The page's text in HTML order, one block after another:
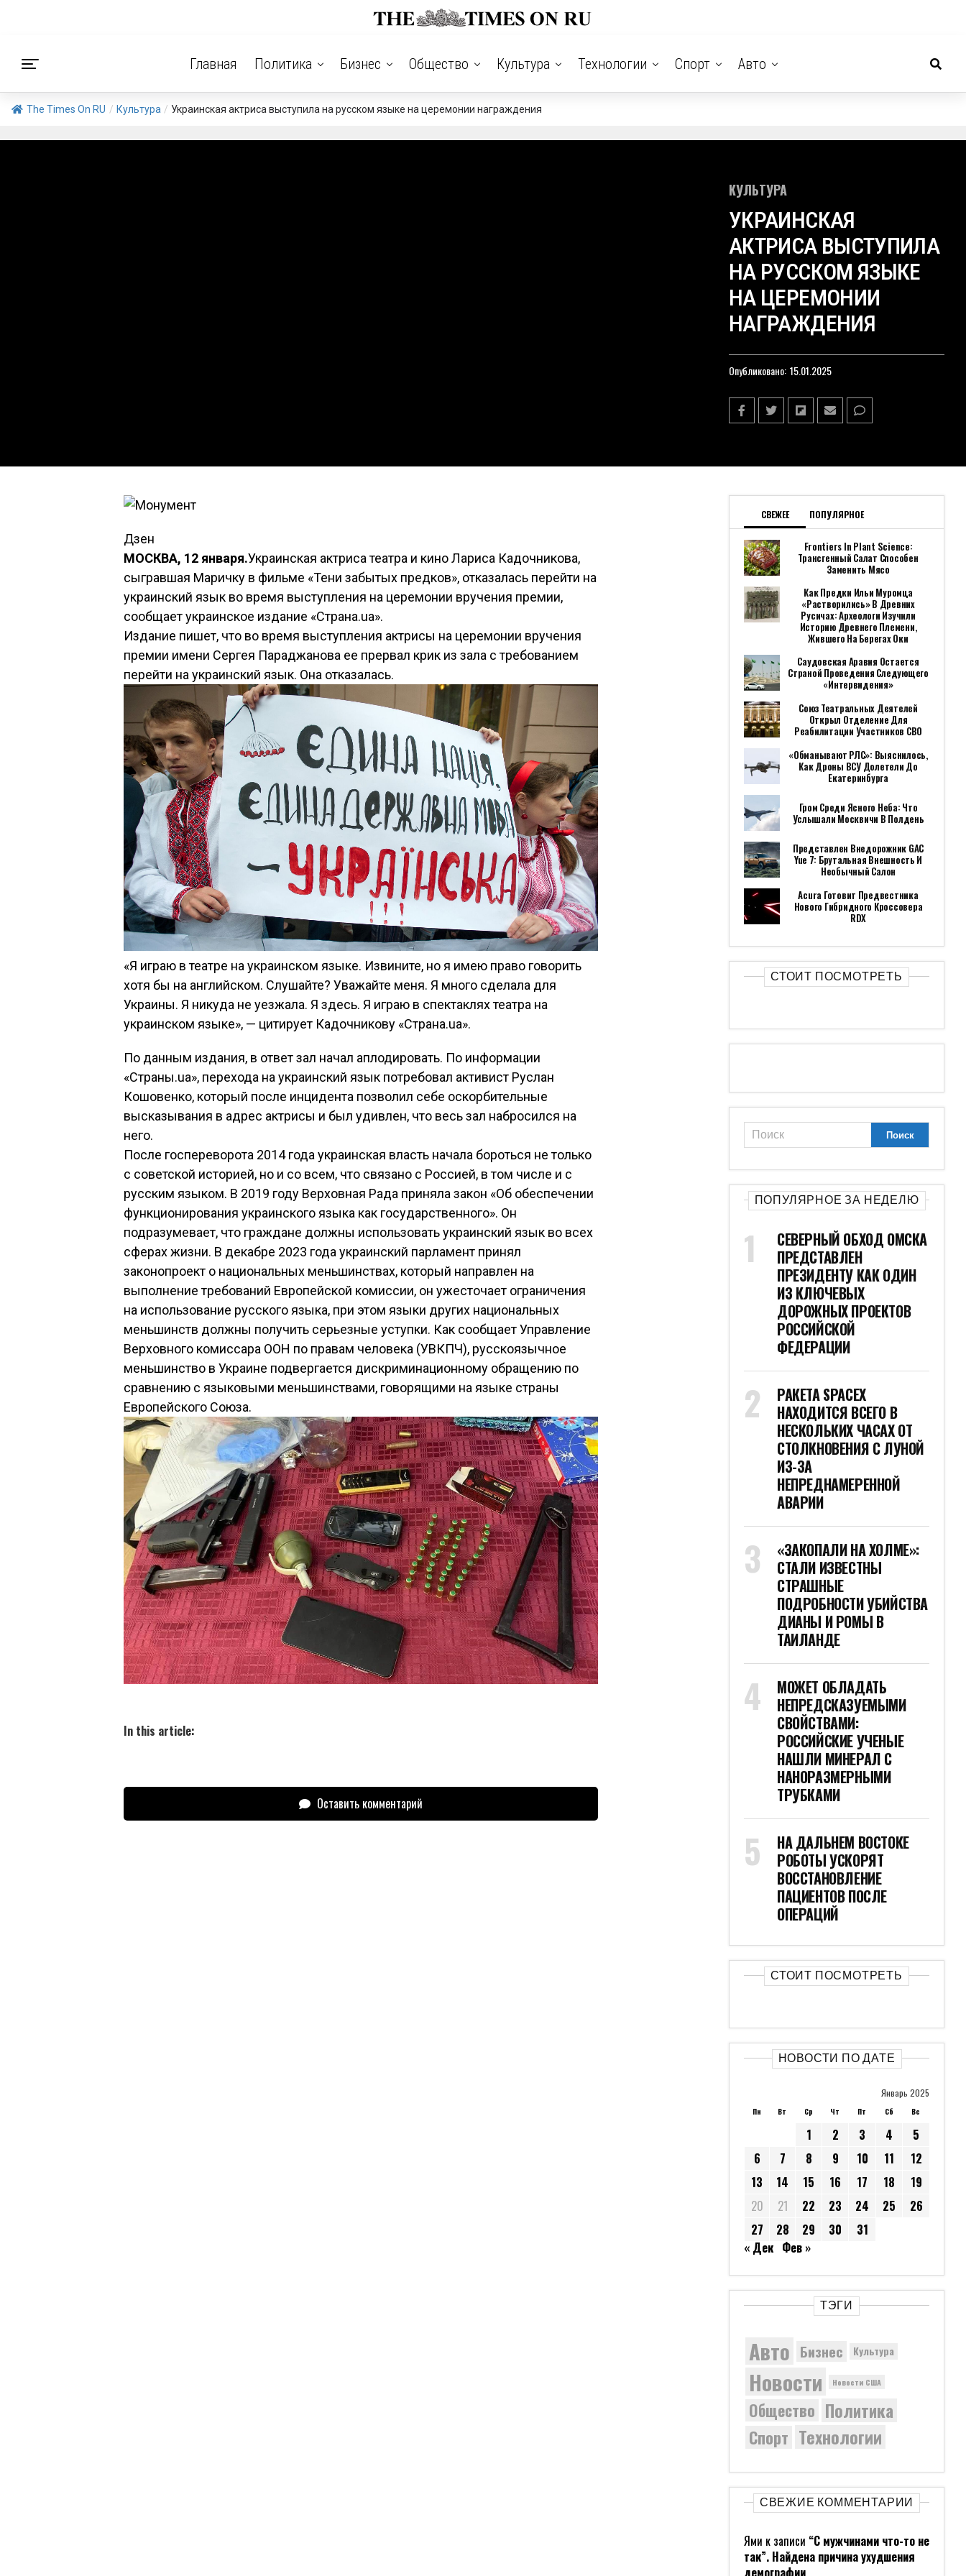
Главная Политика Бизнес Общество Культура Технологии Спорт Авто
The Times On RU / Культура / Украинская актриса выступила на русском языке на церемонии награждения
КУЛЬТУРА
УКРАИНСКАЯ
АКТРИСА ВЫСТУПИЛА
НА РУССКОМ ЯЗЫКЕ
НА ЦЕРЕМОНИИ
НАГРАЖДЕНИЯ
Опубликовано: 15.01.2025
Дзен
МОСКВА, 12 января.Украинская актриса театра и кино Лариса Кадочникова,
сыгравшая Маричку в фильме «Тени забытых предков», отказалась перейти на
украинский язык во время выступления на церемонии вручения премии,
сообщает украинское издание «Страна.ua».
Издание пишет, что во время выступления актрисы на церемонии вручения
премии имени Сергея Параджанова ее прервал крик из зала с требованием
перейти на украинский язык. Она отказалась.
«Я играю в театре на украинском языке. Извините, но я имею право говорить
хотя бы на английском. Слушайте? Уважайте меня. Я много сделала для
Украины. Я никуда не уезжала. Я здесь. Я играю в спектаклях театра на
украинском языке», — цитирует Кадочникову «Страна.ua».
По данным издания, в ответ зал начал аплодировать. По информации
«Страны.ua», перехода на украинский язык потребовал активист Руслан
Кошовенко, который после инцидента позволил себе оскорбительные
высказывания в адрес актрисы и был удивлен, что весь зал набросился на
него.
После госпереворота 2014 года украинская власть начала бороться не только
с советской историей, но и со всем, что связано с Россией, в том числе и с
русским языком. В 2019 году Верховная Рада приняла закон «Об обеспечении
функционирования украинского языка как государственного». Он
подразумевает, что граждане должны использовать украинский язык во всех
сферах жизни. В декабре 2023 года украинский парламент принял
законопроект о национальных меньшинствах, который направлен на
выполнение требований Европейской комиссии, он ужесточает ограничения
на использование русского языка, при этом языки других национальных
меньшинств должны получить серьезные уступки. Как сообщает Управление
Верховного комиссара ООН по правам человека (УВКПЧ), русскоязычное
меньшинство в Украине подвергается дискриминационному обращению по
сравнению с языковыми меньшинствами, говорящими на языке страны
Европейского Союза.
In this article:
Оставить комментарий
СВЕЖЕЕ ПОПУЛЯРНОЕ
Frontiers In Plant Science:
Трансгенный Салат Способен
Заменить Мясо
Как Предки Ильи Муромца
«растворились» В Древних
Русичах: Археологи Изучили
Историю Древнего Племени,
Жившего На Берегах Оки
Саудовская Аравия Остается
Страной Проведения Следующего
«Интервидения»
Союз Театральных Деятелей
Открыл Отделение Для
Реабилитации Участников СВО
«Обманывают РЛС»: Выяснилось,
Как Дроны ВСУ Долетели До
Екатеринбурга
Гром Среди Ясного Неба: Что
Услышали Москвичи В Полдень
Представлен Внедорожник GAC
Yue 7: Брутальная Внешность И
Необычный Салон
Acura Готовит Предвестника
Нового Гибридного Кроссовера
RDX
СТОИТ ПОСМОТРЕТЬ
ПОПУЛЯРНОЕ ЗА НЕДЕЛЮ
СЕВЕРНЫЙ ОБХОД ОМСКА
ПРЕДСТАВЛЕН
ПРЕЗИДЕНТУ КАК ОДИН
ИЗ КЛЮЧЕВЫХ
ДОРОЖНЫХ ПРОЕКТОВ
РОССИЙСКОЙ
ФЕДЕРАЦИИ
РАКЕТА SPACEX
НАХОДИТСЯ ВСЕГО В
НЕСКОЛЬКИХ ЧАСАХ ОТ
СТОЛКНОВЕНИЯ С ЛУНОЙ
ИЗ-ЗА
НЕПРЕДНАМЕРЕННОЙ
АВАРИИ
«ЗАКОПАЛИ НА ХОЛМЕ»:
СТАЛИ ИЗВЕСТНЫ
СТРАШНЫЕ
ПОДРОБНОСТИ УБИЙСТВА
ДИАНЫ И РОМЫ В
ТАИЛАНДЕ
МОЖЕТ ОБЛАДАТЬ
НЕПРЕДСКАЗУЕМЫМИ
СВОЙСТВАМИ:
РОССИЙСКИЕ УЧЕНЫЕ
НАШЛИ МИНЕРАЛ С
НАНОРАЗМЕРНЫМИ
ТРУБКАМИ
НА ДАЛЬНЕМ ВОСТОКЕ
РОБОТЫ УСКОРЯТ
ВОССТАНОВЛЕНИЕ
ПАЦИЕНТОВ ПОСЛЕ
ОПЕРАЦИЙ
СТОИТ ПОСМОТРЕТЬ
НОВОСТИ ПО ДАТЕ
Январь 2025
Пн Вт Ср Чт Пт Сб Вс
1 2 3 4
5
6
7 8 9 10 11
12
13
14 15 16 17 18
19
20
21 22 23 24 25
26
27
28 29 30
31
« Дек Фев »
ТЭГИ
Авто Бизнес Культура
Новости Новости США
Общество Политика
Спорт Технологии
СВЕЖИЕ КОММЕНТАРИИ
Ями к записи “С мужчинами что-то не
так”. Найдена причина ухудшения
демографии